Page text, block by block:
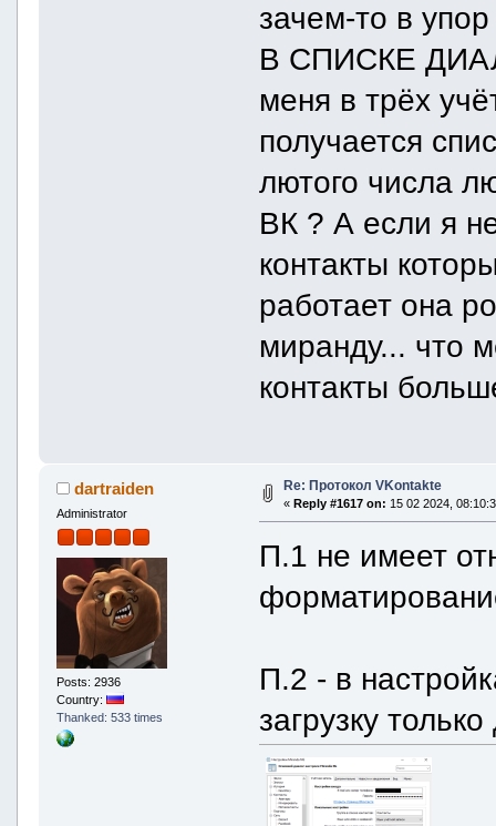
зачем-то в
В СПИСКЕ
меня в трёх
получается
лютого числа
ВК ? А если я
контакты
работает она
миранду... что
контакты
dartraiden
Administrator
Posts: 2936
Country:
Thanked: 533 times
Re: Протокол VKontakte
« Reply #1617 on: 15 02 2024,
П.1 не имеет
П.2 - в
загрузку